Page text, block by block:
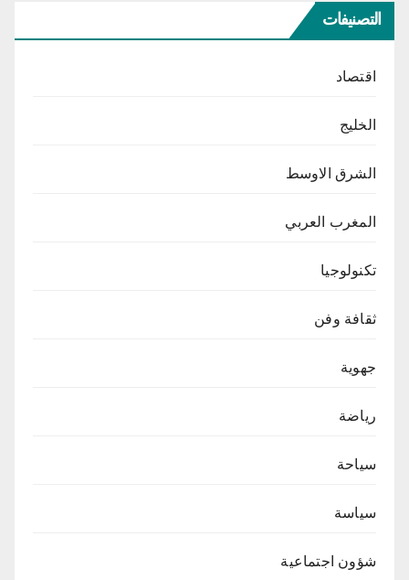
التصنيفات
اقتصاد
الخليج
الشرق الاوسط
المغرب العربي
تكنولوجيا
ثقافة وفن
جهوية
رياضة
سياحة
سياسة
شؤون اجتماعية